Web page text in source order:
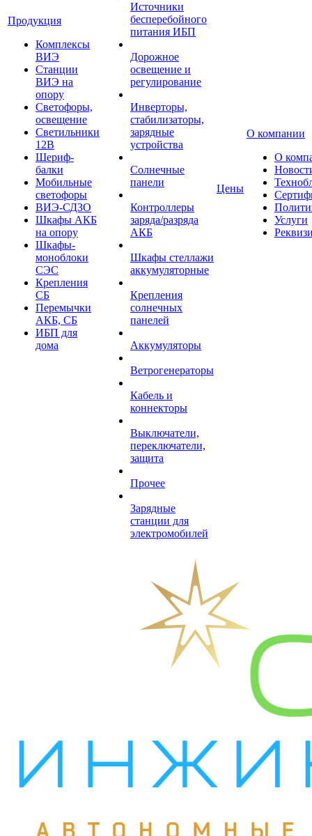
Продукция
Комплексы
ВИЭ
Станции
ВИЭ на
опору
Светофоры,
освещение
Светильники
12В
Шериф-
балки
Мобильные
светофоры
ВИЭ-СДЗО
Шкафы АКБ
на опору
Шкафы-
моноблоки
СЭС
Крепления
СБ
Перемычки
АКБ, СБ
ИБП для
дома
Источники
бесперебойного
питания ИБП
Дорожное
освещение и
регулирование
Инверторы,
стабилизаторы,
зарядные
устройства
Солнечные
панели
Контроллеры
заряда/разряда
АКБ
Шкафы стеллажи
аккумуляторные
Крепления
солнечных
панелей
Аккумуляторы
Ветрогенераторы
Кабель и
коннекторы
Выключатели,
переключатели,
защита
Прочее
Зарядные
станции для
электромобилей
Цены
О компании
О
Услуги